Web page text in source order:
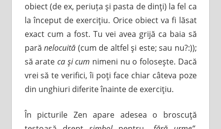
obiect (de ex, periuța şi pasta de dinţi) la fel ca
la început de exerciţiu. Orice obiect va fi lăsat
exact cum a fost. Tu vei avea grijă ca baia să
pară nelocuită (cum de altfel şi este; sau nu?:));
să arate ca şi cum nimeni nu o foloseşte. Dacă
vrei să te verifici, îi poţi face chiar câteva poze
din unghiuri diferite înainte de exerciţiu.
În picturile Zen apare adesea o broscuţă